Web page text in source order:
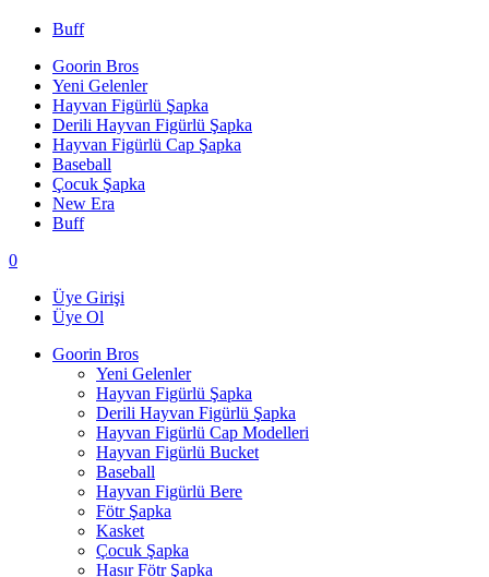
Buff
Goorin Bros
Yeni Gelenler
Hayvan Figürlü Şapka
Derili Hayvan Figürlü Şapka
Hayvan Figürlü Cap Şapka
Baseball
Çocuk Şapka
New Era
Buff
0
Üye Girişi
Üye Ol
Goorin Bros
Yeni Gelenler
Hayvan Figürlü Şapka
Derili Hayvan Figürlü Şapka
Hayvan Figürlü Cap Modelleri
Hayvan Figürlü Bucket
Baseball
Hayvan Figürlü Bere
Fötr Şapka
Kasket
Çocuk Şapka
Hasır Fötr Şapka